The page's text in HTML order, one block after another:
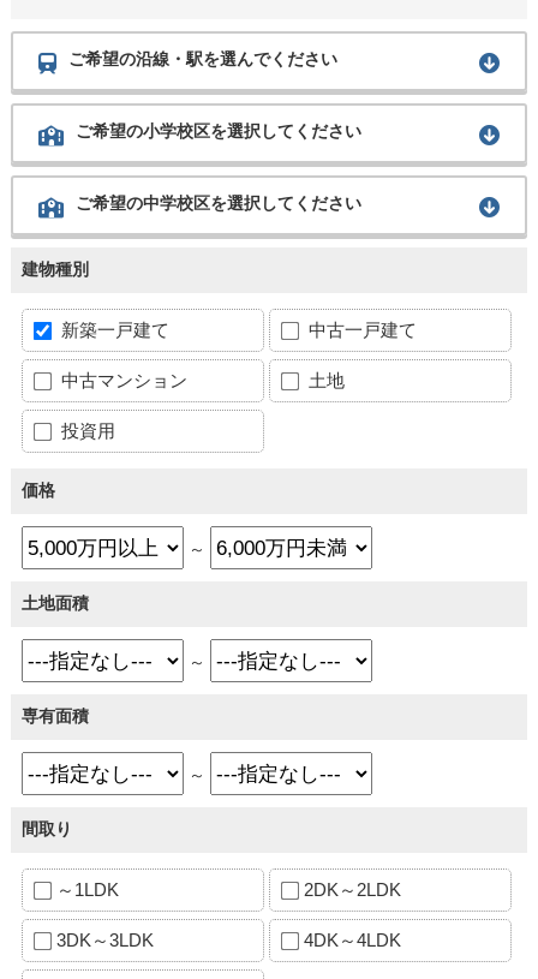
ご希望の沿線・駅を選んでください
ご希望の小学校区を選択してください
ご希望の中学校区を選択してください
建物種別
新築一戸建て 中古一戸建て
中古マンション 土地
投資用
価格
～
土地面積
～
専有面積
～
間取り
～1LDK 2DK～2LDK
3DK～3LDK 4DK～4LDK